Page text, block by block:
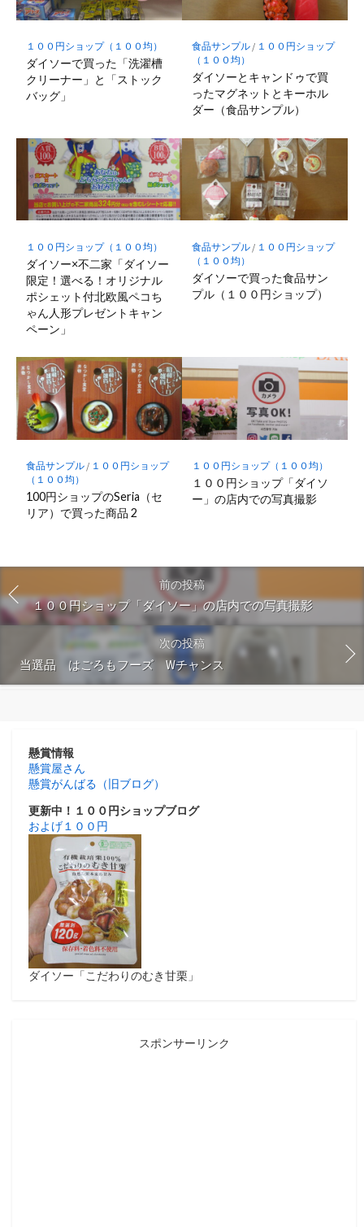
１００円ショップ（１００均）
ダイソーで買った「洗濯槽
クリーナー」と「ストック
バッグ」
食品サンプル/ １００円ショップ
（１００均）
ダイソーとキャンドゥで買
ったマグネットとキーホル
ダー（食品サンプル）
１００円ショップ（１００均）
ダイソー×不二家「ダイソー
限定！選べる！オリジナル
ポシェット付北欧風ペコち
ゃん人形プレゼントキャン
ペーン」
食品サンプル/ １００円ショップ
（１００均）
ダイソーで買った食品サン
プル（１００円ショップ）
食品サンプル/ １００円ショップ
（１００均）
100円ショップのSeria（セ
リア）で買った商品 2
１００円ショップ（１００均）
１００円ショップ「ダイソ
ー」の店内での写真撮影
前の投稿
１００円ショップ「ダイソー」の店内での写真撮影
次の投稿
当選品 はごろもフーズ Wチャンス
懸賞情報
懸賞屋さん
懸賞がんばる（旧ブログ）
更新中！１００円ショップブログ
およげ１００円
ダイソー「こだわりのむき甘栗」
スポンサーリンク